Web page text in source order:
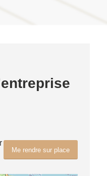
Me rendre sur place